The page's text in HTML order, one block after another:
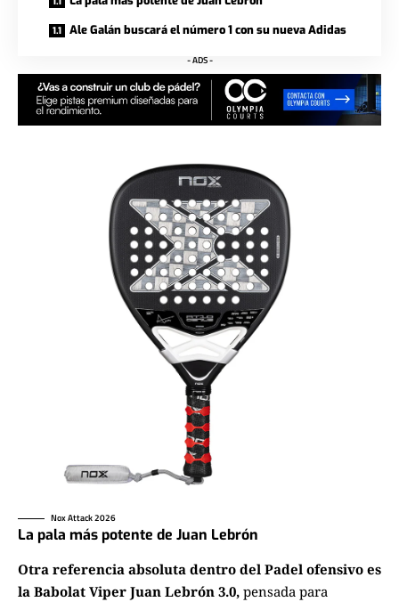
Ale Galán buscará el número 1 con su nueva Adidas
- ADS -
Nox Attack 2026
La pala más potente de Juan Lebrón
Otra referencia absoluta dentro del Padel ofensivo es
la Babolat Viper Juan Lebrón 3.0, pensada para